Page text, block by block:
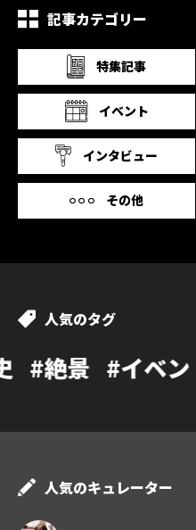
記事カテゴリー
特集記事
イベント
インタビュー
その他
人気のタグ
ベント #熊本市
人気のキュレーター